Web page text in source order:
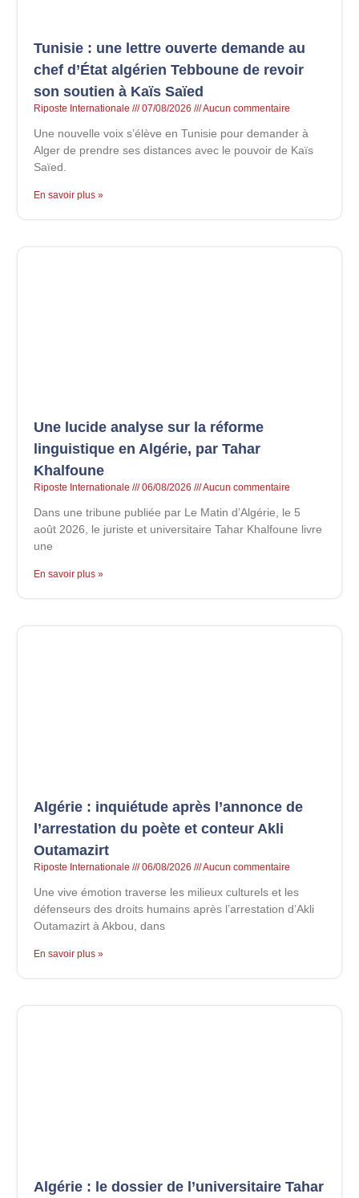
Tunisie : une lettre ouverte demande au
chef d’État algérien Tebboune de revoir
son soutien à Kaïs Saïed
Riposte Internationale 07/08/2026 Aucun commentaire
Une nouvelle voix s’élève en Tunisie pour demander à
Alger de prendre ses distances avec le pouvoir de Kaïs
Saïed.
En savoir plus »
Une lucide analyse sur la réforme
linguistique en Algérie, par Tahar
Khalfoune
Riposte Internationale 06/08/2026 Aucun commentaire
Dans une tribune publiée par Le Matin d’Algérie, le 5
août 2026, le juriste et universitaire Tahar Khalfoune livre
une
En savoir plus »
Algérie : inquiétude après l’annonce de
l’arrestation du poète et conteur Akli
Outamazirt
Riposte Internationale 06/08/2026 Aucun commentaire
Une vive émotion traverse les milieux culturels et les
défenseurs des droits humains après l’arrestation d’Akli
Outamazirt à Akbou, dans
En savoir plus »
Algérie : le dossier de l’universitaire Tahar